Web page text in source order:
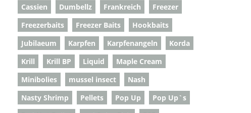
Cassien
Dumbellz Frankreich
Freezer
Freezerbaits
Freezer Baits
Hookbaits
Jubilaeum
Karpfen Karpfenangeln
Korda
Krill
Krill BP Liquid
Maple Cream
Minibolies
mussel insect
Nash
Nasty Shrimp
Pellets Pop Up
Pop Up`s